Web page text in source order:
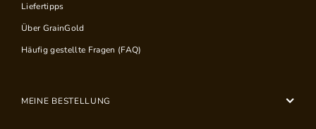
Liefertipps
Über GrainGold
Häufig gestellte Fragen (FAQ)
MEINE BESTELLUNG